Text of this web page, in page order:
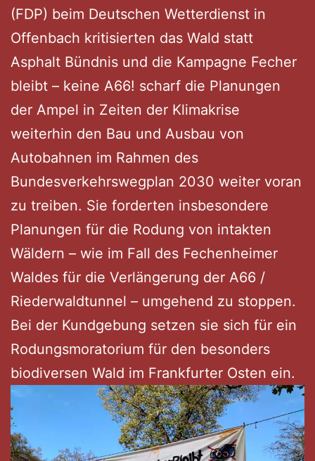
(FDP) beim Deutschen Wetterdienst in
Offenbach kritisierten das Wald statt
Asphalt Bündnis und die Kampagne Fecher
bleibt – keine A66! scharf die Planungen
der Ampel in Zeiten der Klimakrise
weiterhin den Bau und Ausbau von
Autobahnen im Rahmen des
Bundesverkehrswegplan 2030 weiter voran
zu treiben. Sie forderten insbesondere
Planungen für die Rodung von intakten
Wäldern – wie im Fall des Fechenheimer
Waldes für die Verlängerung der A66 /
Riederwaldtunnel – umgehend zu stoppen.
Bei der Kundgebung setzen sie sich für ein
Rodungsmoratorium für den besonders
biodiversen Wald im Frankfurter Osten ein.